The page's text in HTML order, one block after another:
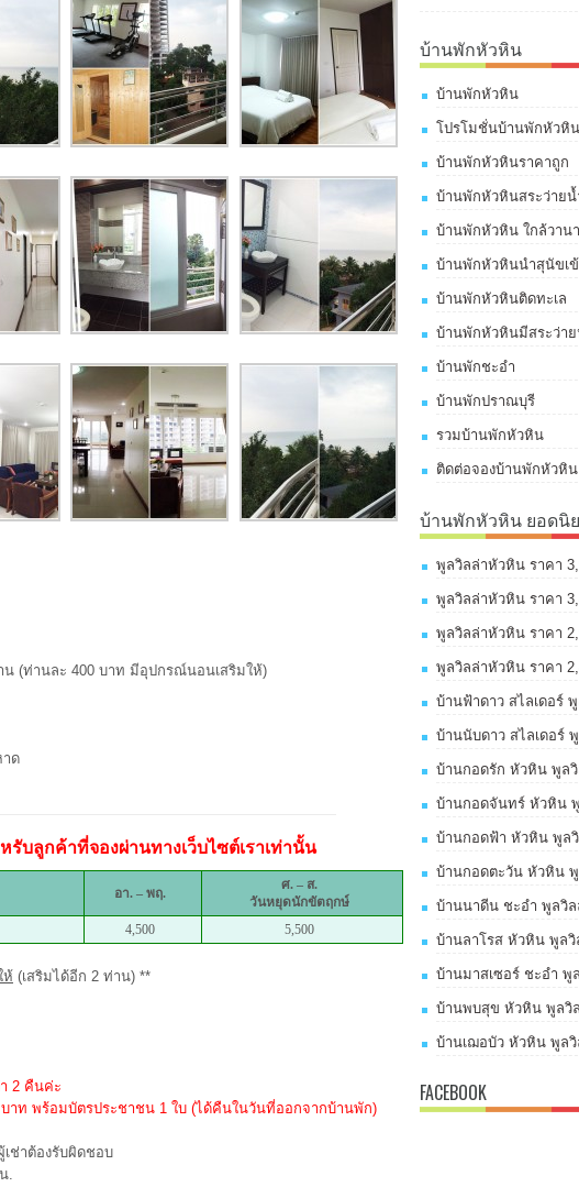
(ท่านละ 400 บาท มีอุปกรณ์นอนเสริมให้)
าด
รับลูกค้าที่จองผ่านทางเว็บไซต์เราเท่านั้น
อา. – พฤ.
ศ. – ส.
วันหยุดนักขัตฤกษ์
4,500 5,500
ห้ (เสริมได้อีก 2 ท่าน) **
2 คืนค่ะ
าท พร้อมบัตรประชาชน 1 ใบ (ได้คืนในวันที่ออกจากบ้านพัก)
ช่าต้องรับผิดชอบ
.
บ้านพักหัวหิน
บ้านพักหัวหิน
โปรโมชั่นบ้านพักหัวหิน
บ้านพักหัวหินราคาถูก
บ้านพักหัวหินสระว่ายน้
บ้านพักหัวหิน ใกล้วาน
บ้านพักหัวหินนำสุนัขเ
บ้านพักหัวหินติดทะเล
บ้านพักหัวหินมีสระว่าย
บ้านพักชะอำ
บ้านพักปราณบุรี
รวมบ้านพักหัวหิน
ติดต่อจองบ้านพักหัวหิน
บ้านพักหัวหิน ยอดนิ
พูลวิลล่าหัวหิน ราคา
พูลวิลล่าหัวหิน ราคา
พูลวิลล่าหัวหิน ราคา
พูลวิลล่าหัวหิน ราคา
บ้านฟ้าดาว สไลเดอร์
บ้านนับดาว สไลเดอร์
บ้านกอดรัก หัวหิน พูลวิ
บ้านกอดจันทร์ หัวหิน
บ้านกอดฟ้า หัวหิน พูล
บ้านกอดตะวัน หัวหิน
บ้านนาดีน ชะอำ พูลวิล
บ้านลาโรส หัวหิน พูลวิ
บ้านมาสเซอร์ ชะอำ พู
บ้านพบสุข หัวหิน พูลวิ
บ้านเฌอบัว หัวหิน พูลวิ
FACEBOOK